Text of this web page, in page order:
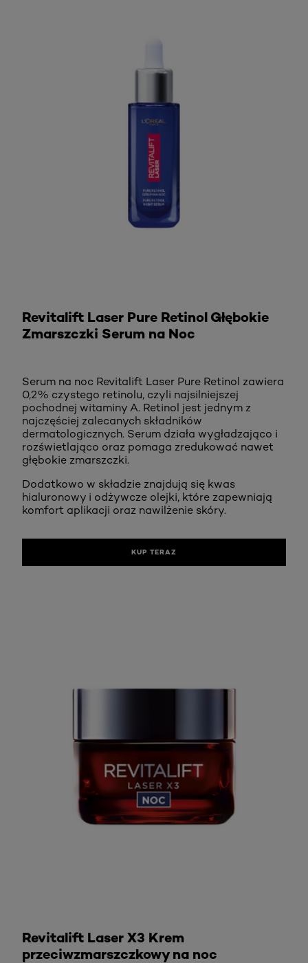
Revitalift Laser Pure Retinol Głębokie
Zmarszczki Serum na Noc
Serum na noc Revitalift Laser Pure Retinol zawiera
0,2% czystego retinolu, czyli najsilniejszej
pochodnej witaminy A. Retinol jest jednym z
najczęściej zalecanych składników
dermatologicznych. Serum działa wygładzająco i
rozświetlająco oraz pomaga zredukować nawet
głębokie zmarszczki.
Dodatkowo w składzie znajdują się kwas
hialuronowy i odżywcze olejki, które zapewniają
komfort aplikacji oraz nawilżenie skóry.
KUP TERAZ
Revitalift Laser X3 Krem
przeciwzmarszczkowy na noc